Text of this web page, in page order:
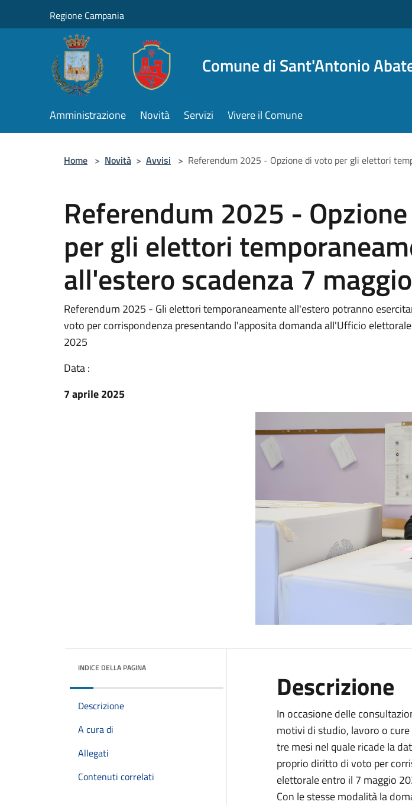
Regione Campania
Comune di Sant'Antonio
Amministrazione Novità Servizi Vivere il Comune
Home > Novità > Avvisi > Referendum 2025 - Opzione di voto per gli elettori
Referendum 2025 -
per gli elettori
all'estero scadenza 7
Referendum 2025 - Gli elettori temporaneamente all'estero potranno
voto per corrispondenza presentando l'apposita domanda all'Ufficio
2025
Data :
7 aprile 2025
INDICE DELLA PAGINA
Descrizione
A cura di
Allegati
Contenuti correlati
Descrizione
In occasione delle
motivi di studio, lavoro o
tre mesi nel quale ricade la
proprio diritto di voto per
elettorale entro il 7 maggio
Con le stesse modalità la